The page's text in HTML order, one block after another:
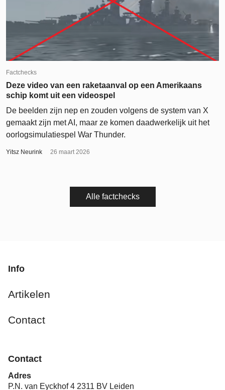
Factchecks
Deze video van een raketaanval op een Amerikaans
schip komt uit een videospel
De beelden zijn nep en zouden volgens de system van X
gemaakt zijn met AI, maar ze komen daadwerkelijk uit het
oorlogsimulatiespel War Thunder.
Yitsz Neurink 26 maart 2026
Alle factchecks
Info
Artikelen
Contact
Contact
Adres
P.N. van Eyckhof 4 2311 BV Leiden